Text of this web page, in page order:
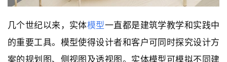
几个世纪以来，实体模型一直都是建筑学教学和实践中
的重要工具。模型使得设计者和客户可同时探究设计方
案的规划图、侧视图及透视图。实体模型可模拟不同建